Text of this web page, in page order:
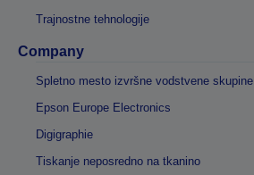
Trajnostne tehnologije
Company
Spletno mesto izvršne vodstvene skupine
Epson Europe Electronics
Digigraphie
Tiskanje neposredno na tkanino